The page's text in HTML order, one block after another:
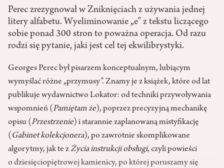
Perec zrezygnował w Zniknięciach z używania jednej
litery alfabetu. Wyeliminowanie „e” z tekstu liczącego
sobie ponad 300 stron to poważna operacja. Od razu
rodzi się pytanie, jaki jest cel tej ekwilibrystyki.
Georges Perec był pisarzem konceptualnym, lubiącym
wymyślać różne „przymusy”. Znamy je z książek, które od lat
publikuje wydawnictwo Lokator: od techniki przywoływania
wspomnień (Pamiętam że), poprzez precyzyjną mechanikę
opisu (Przestrzenie) i starannie zaplanowaną mistyfikację
( Gabinet kolekcjonera), po zawrotnie skomplikowane
algorytmy, jak te z Życia instrukcji obsługi, czyli powieści
o dziesięciopiętrowej kamienicy, po której poruszamy się